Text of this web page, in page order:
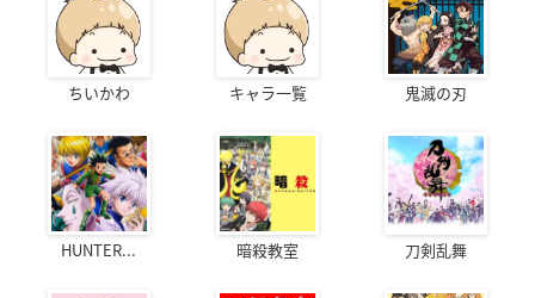
ちいかわ キャラ一覧 鬼滅の刃
HUNTER... 暗殺教室 刀剣乱舞